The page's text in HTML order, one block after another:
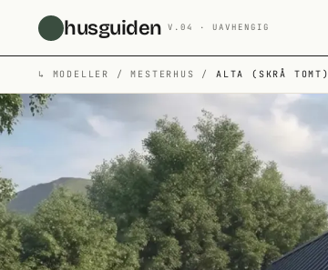
husguiden V.04 · UAVHENGIG
↳ MODELLER /MESTERHUS /ALTA (SKRÅ TOMT)